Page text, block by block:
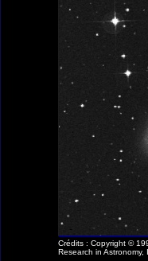
Crédits : Copyright ©
Research in Astronomy,